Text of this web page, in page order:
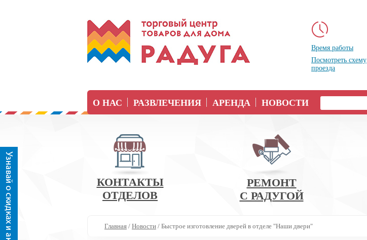
Время работы
Посмотреть схему
проезда
О НАС РАЗВЛЕЧЕНИЯ АРЕНДА НОВОСТИ
КОНТАКТЫ
ОТДЕЛОВ
РЕМОНТ
С РАДУГОЙ
Главная / Новости / Быстрое изготовление дверей в отделе "Наши двери"